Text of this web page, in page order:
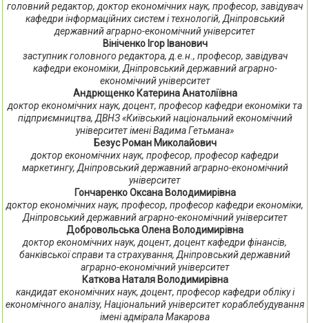
головний редактор, доктор економічних наук, професор, завідувач
кафедри інформаційних систем і технологій, Дніпровський
державний аграрно-економічний університет
Вініченко Ігор Іванович
заступник головного редактора, д.е.н., професор, завідувач
кафедри економіки, Дніпровський державний аграрно-
економічний університет
Андрющенко Катерина Анатоліївна
доктор економічних наук, доцент, професор кафедри економіки та
підприємництва, ДВНЗ «Київський національний економічний
університет імені Вадима Гетьмана»
Безус Роман Миколайович
доктор економічних наук, професор, професор кафедри
маркетингу, Дніпровський державний аграрно-економічний
університет
Гончаренко Оксана Володимирівна
доктор економічних наук, професор, професор кафедри економіки,
Дніпровський державний аграрно-економічний університет
Добровольська Олена Володимирівна
доктор економічних наук, доцент, доцент кафедри фінансів,
банківської справи та страхування, Дніпровський державний
аграрно-економічний університет
Каткова Наталя Володимирівна
кандидат економічних наук, доцент, професор кафедри обліку і
економічного аналізу, Національний університет кораблебудування
імені адмірала Макарова